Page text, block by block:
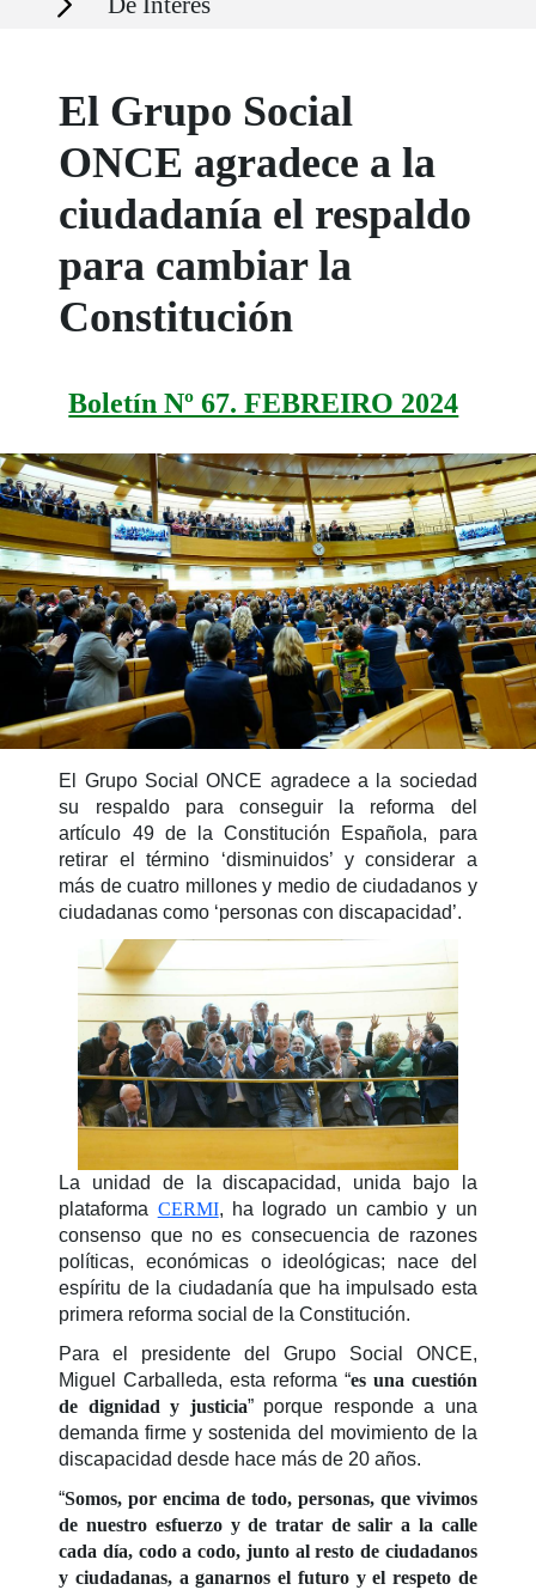
El Grupo Social
ONCE agradece a la
ciudadanía el respaldo
para cambiar la
Constitución
Boletín Nº 67. FEBREIRO 2024
El Grupo Social ONCE agradece a la sociedad
su respaldo para conseguir la reforma del
artículo 49 de la Constitución Española, para
retirar el término ‘disminuidos’ y considerar a
más de cuatro millones y medio de ciudadanos y
ciudadanas como ‘personas con discapacidad’.
La unidad de la discapacidad, unida bajo la
plataforma CERMI, ha logrado un cambio y un
consenso que no es consecuencia de razones
políticas, económicas o ideológicas; nace del
espíritu de la ciudadanía que ha impulsado esta
primera reforma social de la Constitución.
Para el presidente del Grupo Social ONCE,
Miguel Carballeda, esta reforma “es una cuestión
de dignidad y justicia” porque responde a una
demanda firme y sostenida del movimiento de la
discapacidad desde hace más de 20 años.
“Somos, por encima de todo, personas, que vivimos
de nuestro esfuerzo y de tratar de salir a la calle
cada día, codo a codo, junto al resto de ciudadanos
y ciudadanas, a ganarnos el futuro y el respeto de